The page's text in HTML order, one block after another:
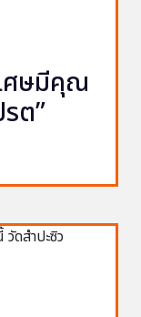
ศษมีคุณ
ต”